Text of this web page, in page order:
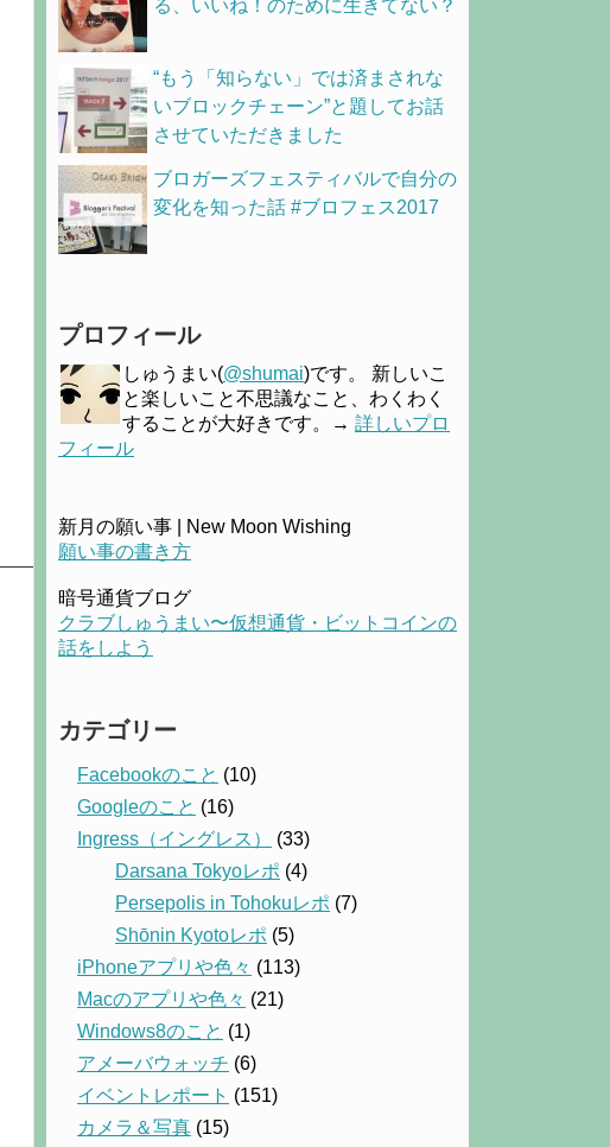
る、いいね！のために生きてない？
“もう「知らない」では済まされな
いブロックチェーン”と題してお話
させていただきました
ブロガーズフェスティバルで自分の
変化を知った話 #ブロフェス2017
プロフィール
しゅうまい(@shumai)です。 新しいこ
と楽しいこと不思議なこと、わくわく
することが大好きです。→ 詳しいプロ
フィール
新月の願い事 | New Moon Wishing
願い事の書き方
暗号通貨ブログ
クラブしゅうまい〜仮想通貨・ビットコインの
話をしよう
カテゴリー
Facebookのこと (10)
Googleのこと (16)
Ingress（イングレス）
(33)
Darsana Tokyoレポ (4)
Persepolis in Tohokuレポ (7)
Shōnin Kyotoレポ (5)
iPhoneアプリや色々 (113)
Macのアプリや色々 (21)
Windows8のこと (1)
アメーバウォッチ (6)
イベントレポート (151)
カメラ＆写真 (15)